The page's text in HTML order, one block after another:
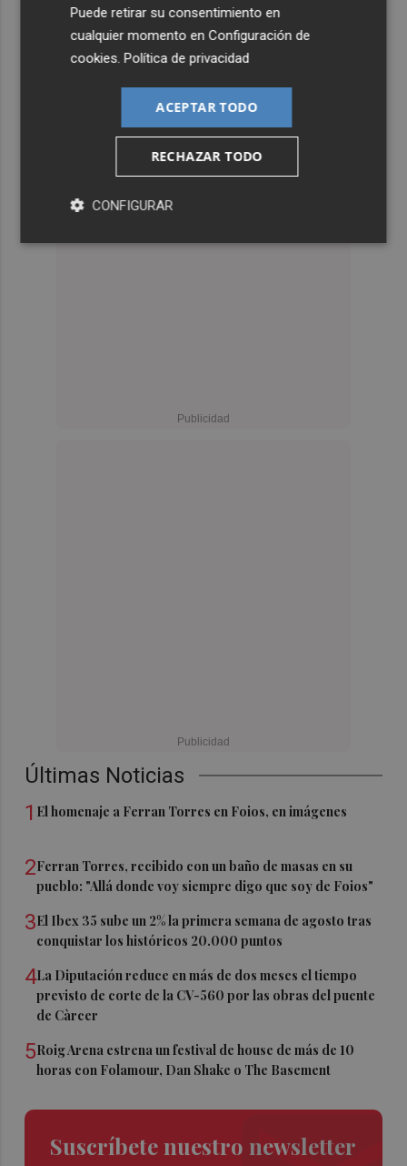
Últimas Noticias
1 El homenaje a Ferran Torres en Foios, en imágenes
2Ferran Torres, recibido con un baño de masas en su
pueblo: "Allá donde voy siempre digo que soy de Foios"
3El Ibex 35 sube un 2% la primera semana de agosto tras
conquistar los históricos 20.000 puntos
4La Diputación reduce en más de dos meses el tiempo
previsto de corte de la CV-560 por las obras del puente
de Càrcer
5Roig Arena estrena un festival de house de más de 10
horas con Folamour, Dan Shake o The Basement
Suscríbete nuestro newsletter
Puede retirar su consentimiento en
cualquier momento enConfiguración de
cookies .Política de privacidad
ACEPTAR TODO
RECHAZAR TODO
CONFIGURAR